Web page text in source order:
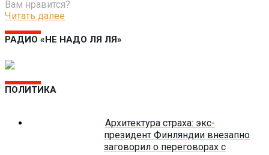
Вам нравится?
Читать далее
РАДИО «НЕ НАДО ЛЯ ЛЯ»
ПОЛИТИКА
Архитектура страха: экс-
президент Финляндии внезапно
заговорил о переговорах с